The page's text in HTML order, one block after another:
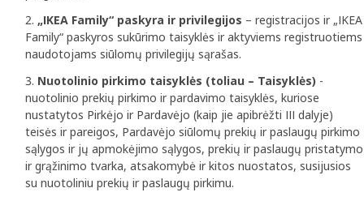
„IKEA Family“ paskyra ir privilegijos – registracijos ir „IKEA
Family“ paskyros sukūrimo taisyklės ir aktyviems registruotiems
naudotojams siūlomų privilegijų sąrašas.
Nuotolinio pirkimo taisyklės (toliau – Taisyklės) -
nuotolinio prekių pirkimo ir pardavimo taisyklės, kuriose
nustatytos Pirkėjo ir Pardavėjo (kaip jie apibrėžti III dalyje)
teisės ir pareigos, Pardavėjo siūlomų prekių ir paslaugų pirkimo
sąlygos ir jų apmokėjimo sąlygos, prekių ir paslaugų pristatymo
ir grąžinimo tvarka, atsakomybė ir kitos nuostatos, susijusios
su nuotoliniu prekių ir paslaugų pirkimu.